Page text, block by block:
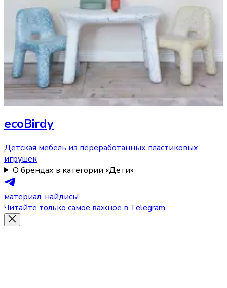
ecoBirdy
Детская мебель из переработанных пластиковых
игрушек
О брендах в категории «Дети»
материал, найдись!
Читайте только самое важное в Telegram.